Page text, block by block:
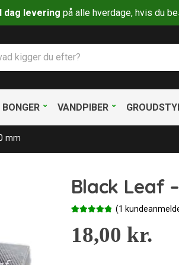
dag levering på alle hverdage, hvis du
BONGER VANDPIBER
mm
Black Leaf
som5.00
ud af 5
baseret på
kundebedø
(1
18,00 kr.